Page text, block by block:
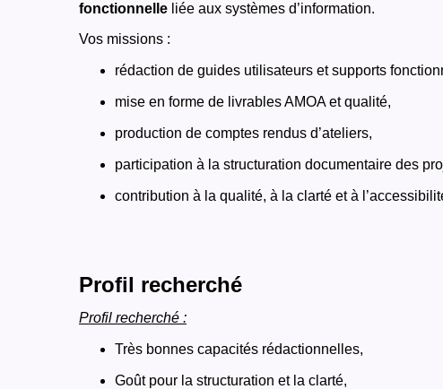
fonctionnelle liée aux systèmes d’information.
Vos missions :
rédaction de guides utilisateurs et supports
mise en forme de livrables AMOA et qualité,
production de comptes rendus d’ateliers,
participation à la structuration documentaire des
contribution à la qualité, à la clarté et à
Profil recherché
Profil recherché :
Très bonnes capacités rédactionnelles,
Goût pour la structuration et la clarté,